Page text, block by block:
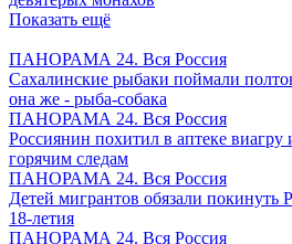
Показать ещё
ПАНОРАМА 24. Вся Россия
Сахалинские рыбаки поймали
она же - рыба-собака
ПАНОРАМА 24. Вся Россия
Россиянин похитил в аптеке
горячим следам
ПАНОРАМА 24. Вся Россия
Детей мигрантов обязали покинуть
18-летия
ПАНОРАМА 24. Вся Россия